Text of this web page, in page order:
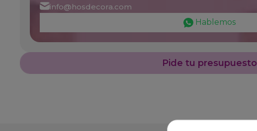
info@hosdecora.com
Hablemos
Pide tu presupuesto